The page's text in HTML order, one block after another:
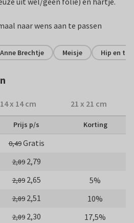
naar wens aan te passen
Anne Brechtje Meisje Hip en
14 x 14 cm 21 x 21 cm
Prijs p/s Korting
0,49Gratis
2,89 2,79
2,89 2,65
5%
2,89 2,51
10%
2,89 2,30
17,5%